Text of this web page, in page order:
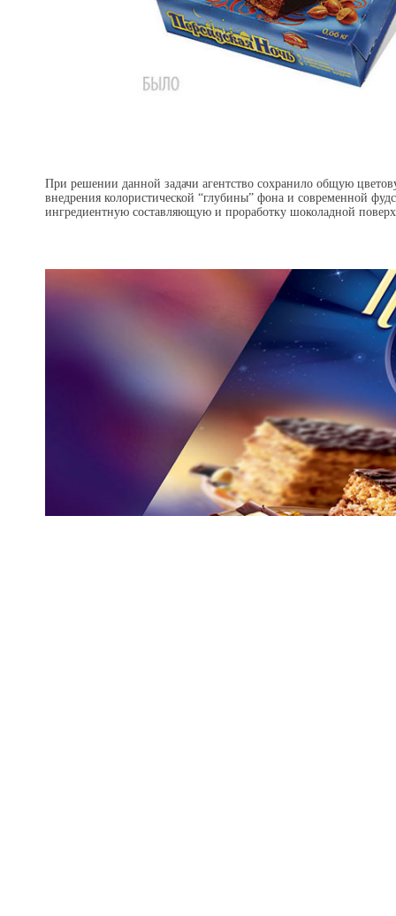
При решении данной задачи агентство сохранило общую
внедрения колористической “глубины” фона и современной
ингредиентную составляющую и проработку шоколадной